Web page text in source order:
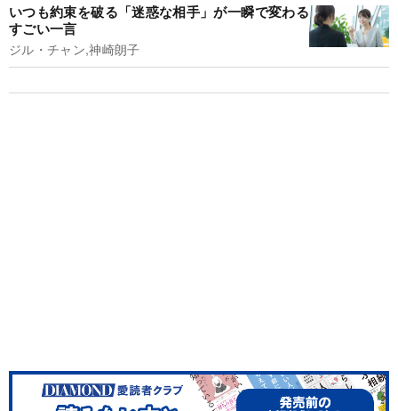
いつも約束を破る「迷惑な相手」が一瞬で変わる
すごい一言
ジル・チャン,神崎朗子